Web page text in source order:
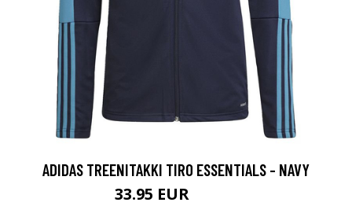
ADIDAS TREENITAKKI TIRO ESSENTIALS - NAVY
33.95 EUR